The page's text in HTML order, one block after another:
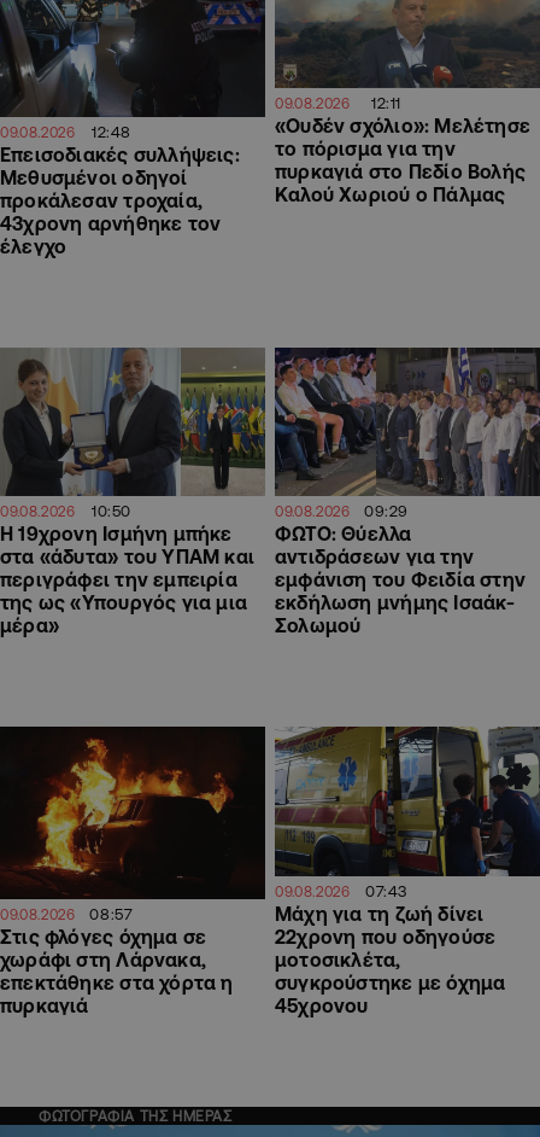
09.08.2026 12:48
Επεισοδιακές συλλήψεις:
Μεθυσμένοι οδηγοί
προκάλεσαν τροχαία,
43χρονη αρνήθηκε τον
έλεγχο
09.08.2026 12:11
«Ουδέν σχόλιο»: Μελέτησε
το πόρισμα για την
πυρκαγιά στο Πεδίο Βολής
Καλού Χωριού ο Πάλμας
09.08.2026 10:50
Η 19χρονη Ισμήνη μπήκε
στα «άδυτα» του ΥΠΑΜ και
περιγράφει την εμπειρία
της ως «Υπουργός για μια
μέρα»
09.08.2026 09:29
ΦΩΤΟ: Θύελλα
αντιδράσεων για την
εμφάνιση του Φειδία στην
εκδήλωση μνήμης Ισαάκ-
Σολωμού
09.08.2026 08:57
Στις φλόγες όχημα σε
χωράφι στη Λάρνακα,
επεκτάθηκε στα χόρτα η
πυρκαγιά
09.08.2026 07:43
Μάχη για τη ζωή δίνει
22χρονη που οδηγούσε
μοτοσικλέτα,
συγκρούστηκε με όχημα
45χρονου
ΦΩΤΟΓΡΑΦΙΑ ΤΗΣ ΗΜΕΡΑΣ